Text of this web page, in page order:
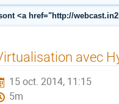
<a href="http://
avec
15 oct. 2014, 11:15
5m